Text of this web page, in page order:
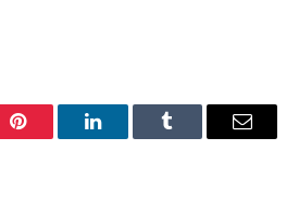
Pinterest LinkedInTumblr Email